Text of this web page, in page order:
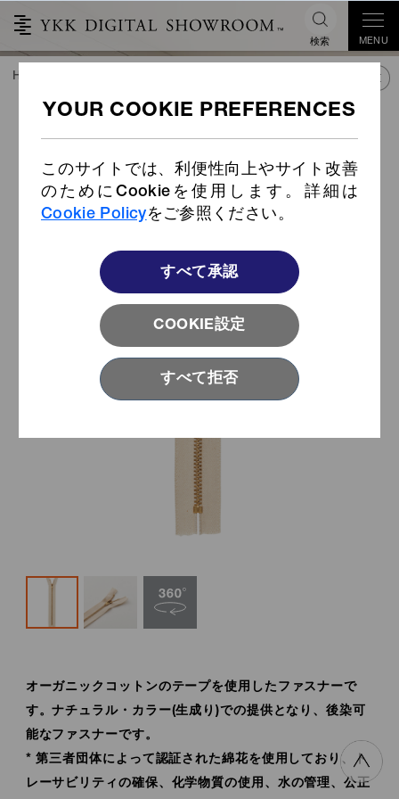
このサイトでは、利便性向上やサイト改善
のためにCookieを使用します。詳細は
Cookie Policyをご参照ください。
COOKIE設定
すべて承認
すべて拒否
検索 MENU
オーガニックコットンテープ
オーガニックコットンのテープを使用したファスナーで
す。ナチュラル・カラー(生成り)での提供となり、後染可
能なファスナーです。
* 第三者団体によって認証された綿花を使用しており、ト
レーサビリティの確保、化学物質の使用、水の管理、公正
HOME